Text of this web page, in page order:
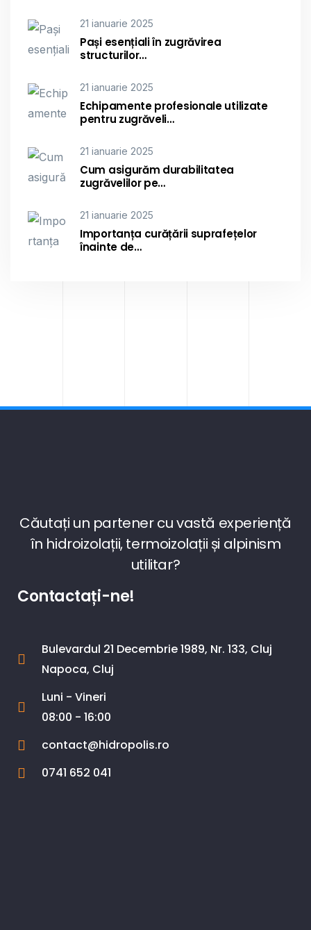
21 ianuarie 2025
Pași esențiali în zugrăvirea
structurilor…
21 ianuarie 2025
Echipamente profesionale utilizate
pentru zugrăveli…
21 ianuarie 2025
Cum asigurăm durabilitatea
zugrăvelilor pe…
21 ianuarie 2025
Importanța curățării suprafețelor
înainte de…
Căutați un partener cu vastă experiență
în hidroizolații, termoizolații și alpinism
utilitar?
Contactați-ne!
Bulevardul 21 Decembrie 1989, Nr. 133, Cluj
Napoca, Cluj
Luni - Vineri
08:00 - 16:00
contact@hidropolis.ro
0741 652 041